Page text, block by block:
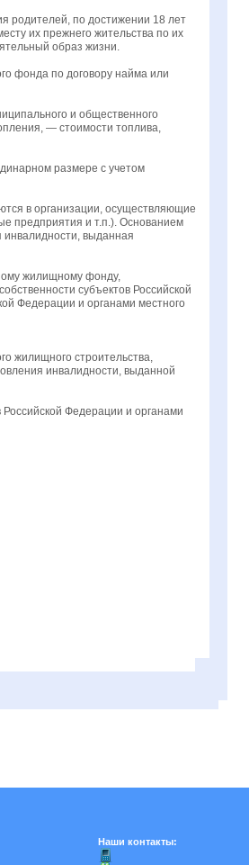
родителей, по достижении 18 лет
их прежнего жительства по их
образ жизни.
фонда по договору найма или
и общественного
— стоимости топлива,
размере с учетом
в организации, осуществляющие
предприятия и т.п.). Основанием
инвалидности, выданная
жилищному фонду,
субъектов Российской
Федерации и органами местного
жилищного строительства,
инвалидности, выданной
Федерации и органами
Наши контакты: